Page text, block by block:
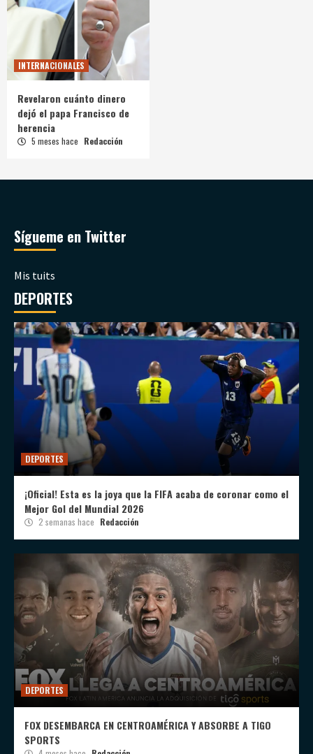
INTERNACIONALES
Revelaron cuánto dinero
dejó el papa Francisco de
herencia
5 meses hace Redacción
Sígueme en Twitter
Mis tuits
DEPORTES
DEPORTES
¡Oficial! Esta es la joya que la FIFA acaba de coronar como el
Mejor Gol del Mundial 2026
2 semanas hace Redacción
DEPORTES
FOX DESEMBARCA EN CENTROAMÉRICA Y ABSORBE A TIGO
SPORTS